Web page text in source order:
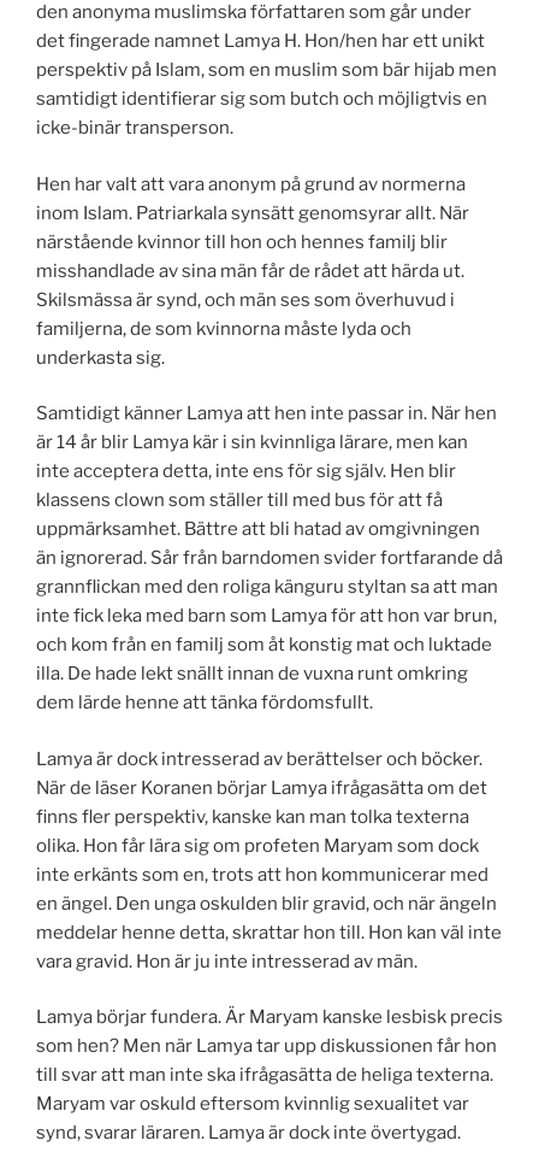
den anonyma muslimska författaren som går under
det fingerade namnet Lamya H. Hon/hen har ett unikt
perspektiv på Islam, som en muslim som bär hijab men
samtidigt identifierar sig som butch och möjligtvis en
icke-binär transperson.
Hen har valt att vara anonym på grund av normerna
inom Islam. Patriarkala synsätt genomsyrar allt. När
närstående kvinnor till hon och hennes familj blir
misshandlade av sina män får de rådet att härda ut.
Skilsmässa är synd, och män ses som överhuvud i
familjerna, de som kvinnorna måste lyda och
underkasta sig.
Samtidigt känner Lamya att hen inte passar in. När hen
är 14 år blir Lamya kär i sin kvinnliga lärare, men kan
inte acceptera detta, inte ens för sig själv. Hen blir
klassens clown som ställer till med bus för att få
uppmärksamhet. Bättre att bli hatad av omgivningen
än ignorerad. Sår från barndomen svider fortfarande då
grannflickan med den roliga känguru styltan sa att man
inte fick leka med barn som Lamya för att hon var brun,
och kom från en familj som åt konstig mat och luktade
illa. De hade lekt snällt innan de vuxna runt omkring
dem lärde henne att tänka fördomsfullt.
Lamya är dock intresserad av berättelser och böcker.
När de läser Koranen börjar Lamya ifrågasätta om det
finns fler perspektiv, kanske kan man tolka texterna
olika. Hon får lära sig om profeten Maryam som dock
inte erkänts som en, trots att hon kommunicerar med
en ängel. Den unga oskulden blir gravid, och när ängeln
meddelar henne detta, skrattar hon till. Hon kan väl inte
vara gravid. Hon är ju inte intresserad av män.
Lamya börjar fundera. Är Maryam kanske lesbisk precis
som hen? Men när Lamya tar upp diskussionen får hon
till svar att man inte ska ifrågasätta de heliga texterna.
Maryam var oskuld eftersom kvinnlig sexualitet var
synd, svarar läraren. Lamya är dock inte övertygad.